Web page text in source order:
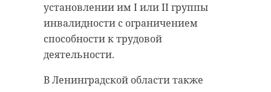
установлении им I или II группы
инвалидности с ограничением
способности к трудовой
деятельности.
В Ленинградской области также